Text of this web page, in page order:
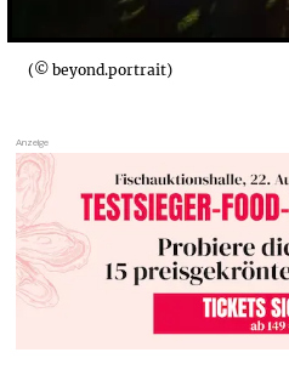
(© beyond.portrait)